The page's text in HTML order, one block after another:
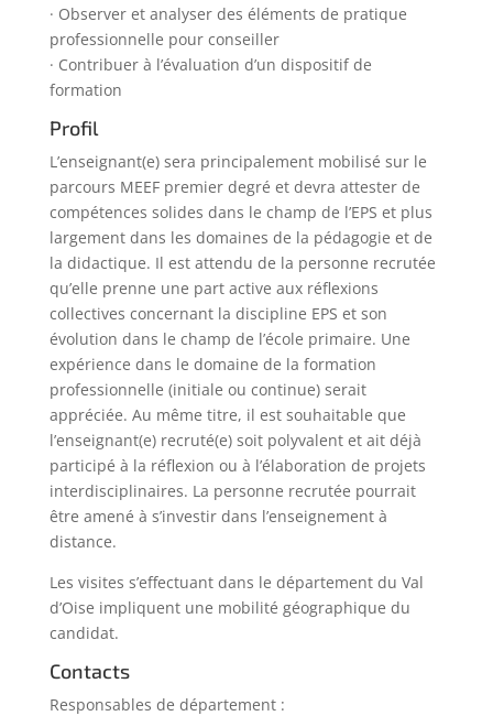
· Observer et analyser des éléments de pratique
professionnelle pour conseiller
· Contribuer à l’évaluation d’un dispositif de
formation
Profil
L’enseignant(e) sera principalement mobilisé sur le
parcours MEEF premier degré et devra attester de
compétences solides dans le champ de l’EPS et plus
largement dans les domaines de la pédagogie et de
la didactique. Il est attendu de la personne recrutée
qu’elle prenne une part active aux réflexions
collectives concernant la discipline EPS et son
évolution dans le champ de l’école primaire. Une
expérience dans le domaine de la formation
professionnelle (initiale ou continue) serait
appréciée. Au même titre, il est souhaitable que
l’enseignant(e) recruté(e) soit polyvalent et ait déjà
participé à la réflexion ou à l’élaboration de projets
interdisciplinaires. La personne recrutée pourrait
être amené à s’investir dans l’enseignement à
distance.
Les visites s’effectuant dans le département du Val
d’Oise impliquent une mobilité géographique du
candidat.
Contacts
Responsables de département :